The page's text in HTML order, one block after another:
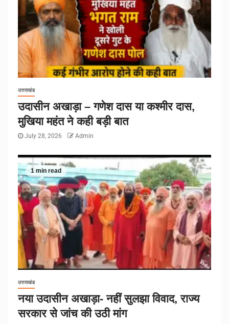
उत्तराखंड
उदासीन अखाड़ा – गणेश दास या कश्मीर दास,
मुखिया महंत ने कही बड़ी बात
July 28, 2026 Admin
1 min read
उत्तराखंड
नया उदासीन अखाड़ा- नहीं सुलझा विवाद, राज्य
सरकार से जांच की उठी मांग